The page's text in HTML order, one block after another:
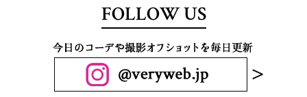
FOLLOW US